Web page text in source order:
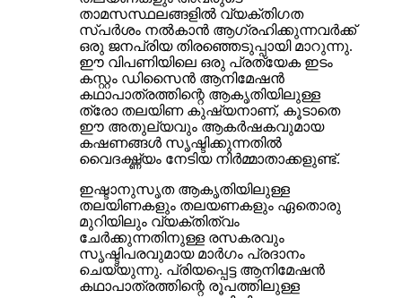
താമസസ്ഥലങ്ങളിൽ വ്യക്തിഗത
സ്പർശം നൽകാൻ ആഗ്രഹിക്കുന്നവർക്ക്
ഒരു ജനപ്രിയ തിരഞ്ഞെടുപ്പായി മാറുന്നു.
ഈ വിപണിയിലെ ഒരു പ്രത്യേക ഇടം
കസ്റ്റം ഡിസൈൻ ആനിമേഷൻ
കഥാപാത്രത്തിന്റെ ആകൃതിയിലുള്ള
ത്രോ തലയിണ കുഷ്യനാണ്, കൂടാതെ
ഈ അതുല്യവും ആകർഷകവുമായ
കഷണങ്ങൾ സൃഷ്ടിക്കുന്നതിൽ
വൈദഗ്ദ്ധ്യം നേടിയ നിർമ്മാതാക്കളുണ്ട്.
ഇഷ്ടാനുസൃത ആകൃതിയിലുള്ള
തലയിണകളും തലയണകളും ഏതൊരു
മുറിയിലും വ്യക്തിത്വം
ചേർക്കുന്നതിനുള്ള രസകരവും
സൃഷ്ടിപരവുമായ മാർഗം പ്രദാനം
ചെയ്യുന്നു. പ്രിയപ്പെട്ട ആനിമേഷൻ
കഥാപാത്രത്തിന്റെ രൂപത്തിലുള്ള